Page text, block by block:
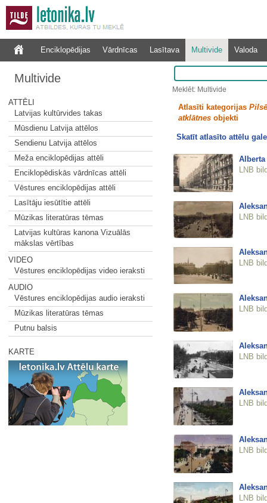
Enciklopēdijas Vārdnīcas Lasītava Multivide Valoda
Multivide
ATTĒLI
Latvijas kultūrvides takas
Mūsdienu Latvija attēlos
Sendienu Latvija attēlos
Meža enciklopēdijas attēli
Enciklopēdiskās vārdnīcas attēli
Vēstures enciklopēdijas attēli
Lasītāju iesūtītie attēli
Mūzikas literatūras tēmas
Latvijas kultūras kanona Vizuālās
mākslas vērtības
VIDEO
Vēstures enciklopēdijas video ieraksti
AUDIO
Vēstures enciklopēdijas audio ieraksti
Mūzikas literatūras tēmas
Putnu balsis
KARTE
Meklēt: Multivide
Atlasīti kategorijas
atklātnesobjekti
Skatīt atlasīto attēlu
Alberta
LNB
LNB
LNB
LNB
LNB
LNB
LNB
LNB